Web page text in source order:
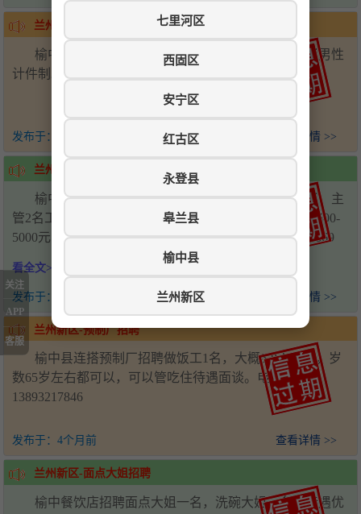
七里河区
西固区
安宁区
红古区
永登县
皋兰县
榆中县
兰州新区
兰州新区-挂车司机招聘
榆中县城招聘挂车司机两名，包食宿，场内工人限男性
计件制。电话：13609369124 18394511185
发布于： 查看详情 >>
兰州新区-酒店招聘
榆中县城晨顺大酒店招聘：前厅经理一名工资面议，主
管2名工资面议，服务员3-5名4000-6000元，配菜两名4500-
5000元，福利每月带薪休假3天。电话：刘总17797569669
看全文>>>
发布于： 查看详情 >>
兰州新区-预制厂招聘
榆中县连搭预制厂招聘做饭工1名，大概6-8人吃饭，岁
数65岁左右都可以，可以管吃住待遇面谈。电话：
13893217846
发布于： 4个月前 查看详情 >>
兰州新区-面点大姐招聘
榆中餐饮店招聘面点大姐一名，洗碗大姐一名，待遇优
关注
APP
客服